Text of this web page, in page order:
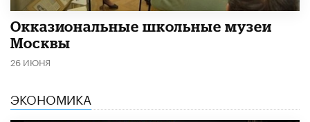
​Окказиональные школьные музеи
Москвы
26 ИЮНЯ
ЭКОНОМИКА